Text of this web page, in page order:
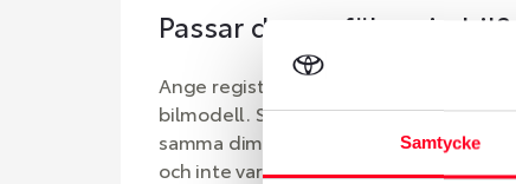
Samtycke
Passar denna fälg min bil?
Ange registreringsnummer för att se
bilmodell. Se till att kolla en extra
samma dimensioner. Ibland kan
och inte vara samma dimension som